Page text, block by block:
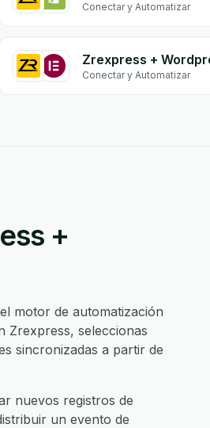
Conectar y Automatizar
Conectar y Automatizar
+
motor de automatización
Zrexpress, seleccionas
sincronizadas a partir de
nuevos registros de
un evento de